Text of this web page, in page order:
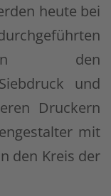
heute bei
den
und
Druckern
mit
den Kreis der